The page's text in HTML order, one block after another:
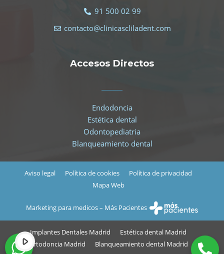
91 500 02 99
contacto@clinicascliladent.com
Accesos Directos
Endodoncia
Estética dental
Odontopediatria
Blanqueamiento dental
Aviso legal Política de cookies
Política de privacidad
Mapa Web
Marketing para medicos – Más Pacientes
Implantes Dentales Madrid
Estética dental Madrid
Ortodoncia Madrid
Blanqueamiento dental Madrid